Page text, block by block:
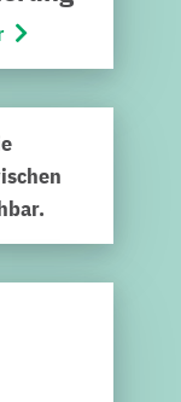
2024